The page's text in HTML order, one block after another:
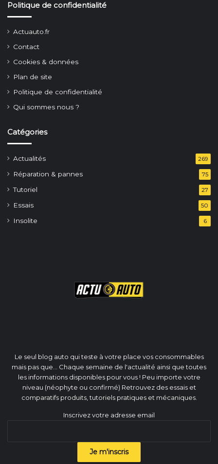
Politique de confidentialité
Actuauto.fr
Contact
Cookies & données
Plan de site
Politique de confidentialité
Qui sommes nous ?
Catégories
Actualités 269
Réparation & pannes 75
Tutoriel 27
Essais 50
Insolite 6
Le seul blog auto qui teste à votre place vos consommables
mais pas que... Chaque semaine de l'actualité ainsi que toutes
les informations disponibles pour vous ! Peu importe votre
niveau (néophyte ou confirmé) Retrouvez des essais et
comparatifs produits, tutoriels pratiques et mécaniques.
Inscrivez votre adresse email